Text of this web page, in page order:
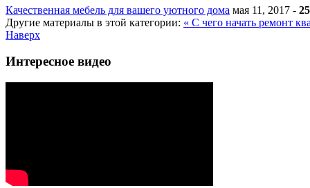
Качественная мебель для вашего уютного дома мая 11, 2017 -
Другие материалы в этой категории: « С чего начать ремонт
Наверх
Интересное видео